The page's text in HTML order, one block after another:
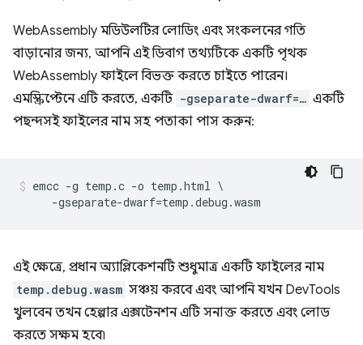
WebAssembly মডিউলটির লোডিং এবং সংকলনের গতি
বাড়ানোর জন্য, আপনি এই ডিবাগ তথ্যটিকে একটি পৃথক
WebAssembly ফাইলে বিভক্ত করতে চাইতে পারেন।
এমস্ক্রিপ্টেনে এটি করতে, একটি -gseparate-dwarf=… একটি
পছন্দসই ফাইলের নাম সহ পতাকা পাস করুন:
emcc -g temp.c -o temp.html \
এই ক্ষেত্রে, প্রধান অ্যাপ্লিকেশনটি শুধুমাত্র একটি ফাইলের নাম
temp.debug.wasm সঞ্চয় করবে এবং আপনি যখন DevTools
খুলবেন তখন হেল্পার এক্সটেনশন এটি সনাক্ত করতে এবং লোড
করতে সক্ষম হবে৷